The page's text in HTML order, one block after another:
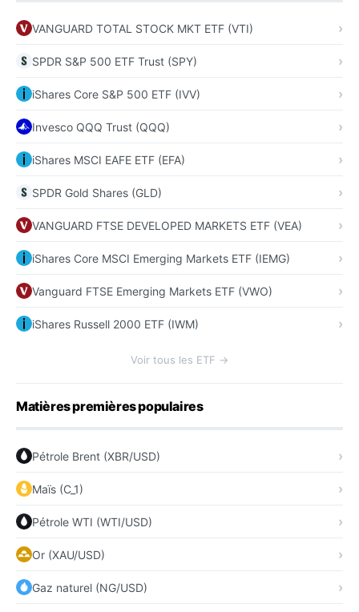
VANGUARD TOTAL STOCK MKT ETF (VTI)
SPDR S&P 500 ETF Trust (SPY)
iShares Core S&P 500 ETF (IVV)
Invesco QQQ Trust (QQQ)
iShares MSCI EAFE ETF (EFA)
SPDR Gold Shares (GLD)
VANGUARD FTSE DEVELOPED MARKETS ETF (VEA)
iShares Core MSCI Emerging Markets ETF (IEMG)
Vanguard FTSE Emerging Markets ETF (VWO)
iShares Russell 2000 ETF (IWM)
Voir tous les ETF →
Matières premières populaires
Pétrole Brent (XBR/USD)
Maïs (C_1)
Pétrole WTI (WTI/USD)
Or (XAU/USD)
Gaz naturel (NG/USD)